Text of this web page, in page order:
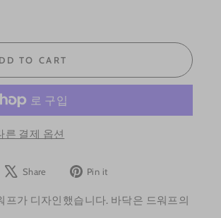
TO CART
른 결제 옵션
Share
Tweet
X
Pin it
Pinterest
프가 디자인했습니다. 바닥은 드워프의